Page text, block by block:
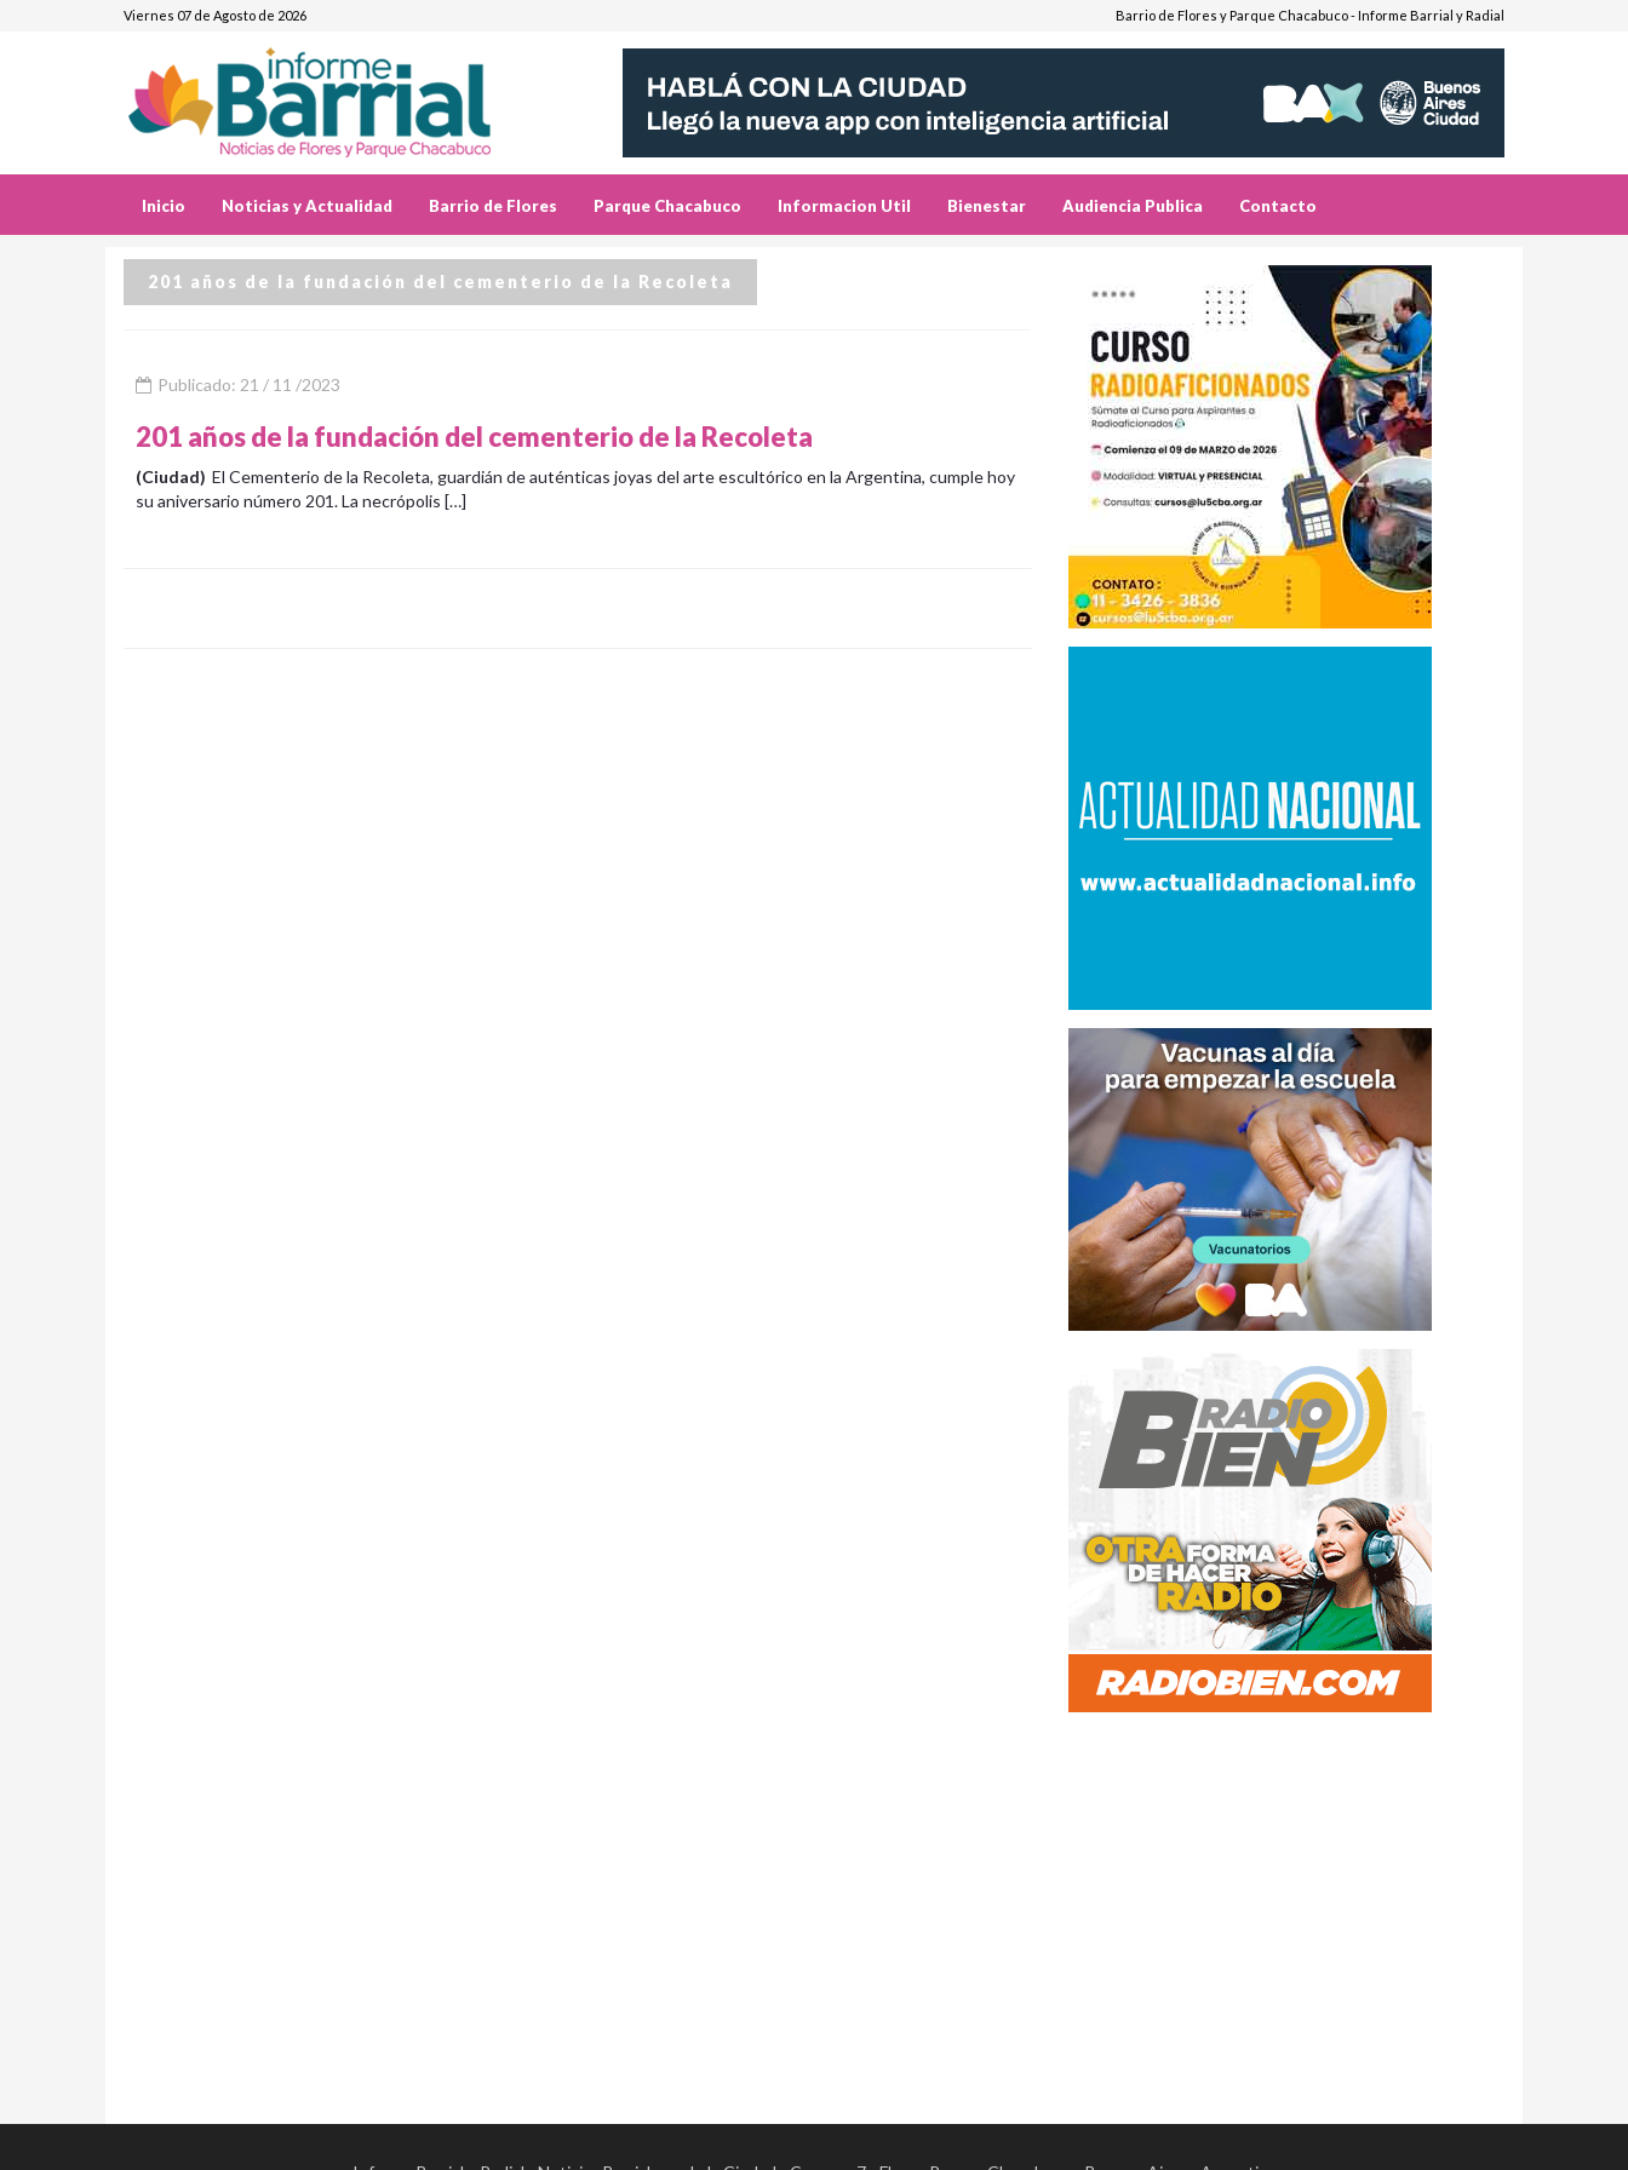
Viernes 07 de Agosto de 2026 Barrio de Flores y Parque Chacabuco - Informe Barrial y Radial
Inicio Noticias y Actualidad Barrio de Flores Parque Chacabuco Informacion Util Bienestar Audiencia Publica Contacto
201 años de la fundación del cementerio de la Recoleta
Publicado: 21 / 11 /2023
201 años de la fundación del cementerio de la Recoleta
(Ciudad) El Cementerio de la Recoleta, guardián de auténticas joyas del arte escultórico en la Argentina, cumple hoy
su aniversario número 201. La necrópolis […]